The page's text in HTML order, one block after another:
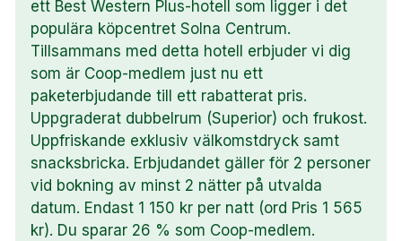
ett Best Western Plus-hotell som ligger i det
populära köpcentret Solna Centrum.
Tillsammans med detta hotell erbjuder vi dig
som är Coop-medlem just nu ett
paketerbjudande till ett rabatterat pris.
Uppgraderat dubbelrum (Superior) och frukost.
Uppfriskande exklusiv välkomstdryck samt
snacksbricka. Erbjudandet gäller för 2 personer
vid bokning av minst 2 nätter på utvalda
datum. Endast 1 150 kr per natt (ord Pris 1 565
kr). Du sparar 26 % som Coop-medlem.